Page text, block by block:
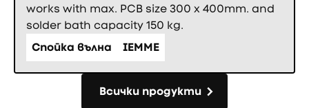
works with max. PCB size 300 x 400mm. and
solder bath capacity 150 kg.
Спойка вълна
IEMME
Всички продукти